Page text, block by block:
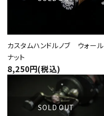
カスタムハンドルノブ ウォール
ナット
8,250円(税込)
SOLD OUT
star